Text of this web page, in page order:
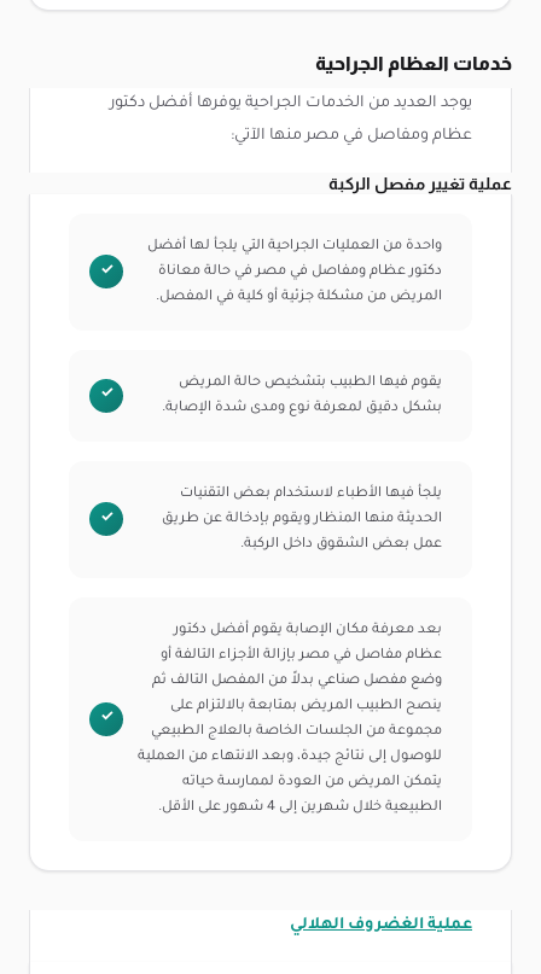
خدمات العظام الجراحية
يوجد العديد من الخدمات الجراحية يوفرها أفضل دكتور
عظام ومفاصل في مصر منها الآتي:
عملية تغيير مفصل الركبة
واحدة من العمليات الجراحية التي يلجأ لها أفضل
دكتور عظام ومفاصل في مصر في حالة معاناة
المريض من مشكلة جزئية أو كلية في المفصل.
يقوم فيها الطبيب بتشخيص حالة المريض
بشكل دقيق لمعرفة نوع ومدى شدة الإصابة.
يلجأ فيها الأطباء لاستخدام بعض التقنيات
الحديثة منها المنظار ويقوم بإدخالة عن طريق
عمل بعض الشقوق داخل الركبة.
بعد معرفة مكان الإصابة يقوم أفضل دكتور
عظام مفاصل في مصر بإزالة الأجزاء التالفة أو
وضع مفصل صناعي بدلاً من المفصل التالف ثم
ينصح الطبيب المريض بمتابعة بالالتزام على
مجموعة من الجلسات الخاصة بالعلاج الطبيعي
للوصول إلى نتائج جيدة، وبعد الانتهاء من العملية
يتمكن المريض من العودة لممارسة حياته
الطبيعية خلال شهرين إلى 4 شهور على الأقل.
عملية الغضروف الهلالي